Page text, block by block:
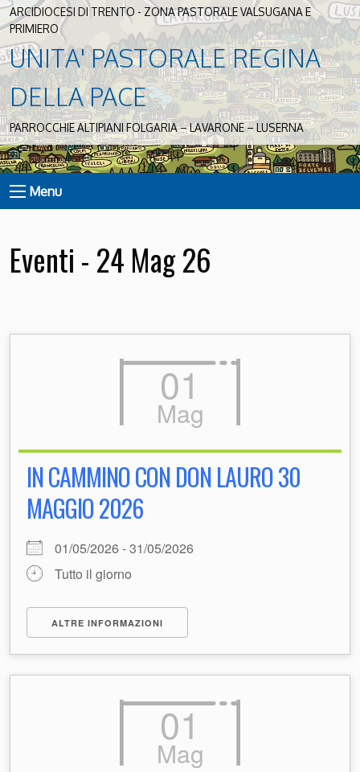
ARCIDIOCESI DI TRENTO - ZONA PASTORALE VALSUGANA E
PRIMIERO
UNITA' PASTORALE REGINA
DELLA PACE
PARROCCHIE ALTIPIANI FOLGARIA – LAVARONE – LUSERNA
Menu
Eventi - 24 Mag 26
01
Mag
IN CAMMINO CON DON LAURO 30
MAGGIO 2026
01/05/2026 - 31/05/2026
Tutto il giorno
ALTRE INFORMAZIONI
01
Mag